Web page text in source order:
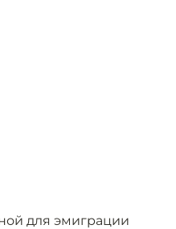
для эмиграции